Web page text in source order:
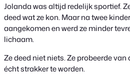
Jolanda was altijd redelijk sportief.
deed wat ze kon. Maar na twee
aangekomen en werd ze minder
lichaam.
Ze deed niet niets. Ze probeerde
écht strakker te worden.